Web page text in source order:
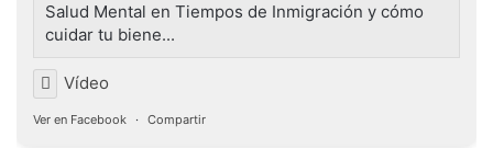
Salud Mental en Tiempos de Inmigración y cómo
cuidar tu biene...
Vídeo
Ver en Facebook · Compartir